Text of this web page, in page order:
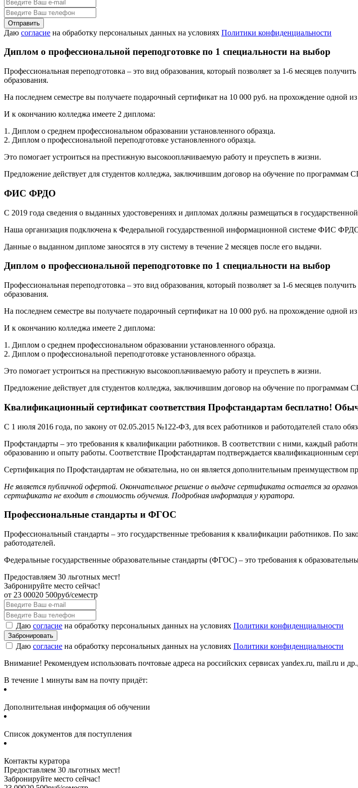
Даю согласие на обработку персональных данных на условиях Политики конфиденциальности
Диплом о профессиональной переподготовке по 1 специальности на выбор
Профессиональная переподготовка – это вид образования, который позволяет за 1-6 месяцев
образования.
На последнем семестре вы получаете подарочный сертификат на 10 000 руб. на прохождение одной
И к окончанию колледжа имеете 2 диплома:
1. Диплом о среднем профессиональном образовании установленного образца.
2. Диплом о профессиональной переподготовке установленного образца.
Это помогает устроиться на престижную высокооплачиваемую работу и преуспеть в жизни.
Предложение действует для студентов колледжа, заключившим договор на обучение по программам
ФИС ФРДО
С 2019 года сведения о выданных удостоверениях и дипломах должны размещаться в
Наша организация подключена к Федеральной государственной информационной системе ФИС
Данные о выданном дипломе заносятся в эту систему в течение 2 месяцев после его выдачи.
Диплом о профессиональной переподготовке по 1 специальности на выбор
Профессиональная переподготовка – это вид образования, который позволяет за 1-6 месяцев
образования.
На последнем семестре вы получаете подарочный сертификат на 10 000 руб. на прохождение одной
И к окончанию колледжа имеете 2 диплома:
1. Диплом о среднем профессиональном образовании установленного образца.
2. Диплом о профессиональной переподготовке установленного образца.
Это помогает устроиться на престижную высокооплачиваемую работу и преуспеть в жизни.
Предложение действует для студентов колледжа, заключившим договор на обучение по программам
Квалификационный сертификат соответствия Профстандартам бесплатно!
С 1 июля 2016 года, по закону от 02.05.2015 №122-ФЗ, для всех работников и работодателей стало
Профстандарты – это требования к квалификации работников. В соответствии с ними, каждый
образованию и опыту работы. Соответствие Профстандартам подтверждается квалификационным
Сертификация по Профстандартам не обязательна, но он является дополнительным преимуществом
Не является публичной офертой. Окончательное решение о выдаче сертификата остается за
сертификата не входит в стоимость обучения. Подробная информация у куратора.
Профессиональные стандарты и ФГОС
Профессиональный стандарты – это государственные требования к квалификации работников. По
работодателей.
Федеральные государственные образовательные стандарты (ФГОС) – это требования к
Предоставляем 30 льготных мест!
Забронируйте место сейчас!
от 23 00020 500руб/семестр
Даю согласие на обработку персональных данных на условиях Политики конфиденциальности
Даю согласие на обработку персональных данных на условиях Политики конфиденциальности
Внимание! Рекомендуем использовать почтовые адреса на российских сервисах yandex.ru, mail.ru и
В течение 1 минуты вам на почту придёт:
Дополнительная информация об обучении
Список документов для поступления
Контакты куратора
Предоставляем 30 льготных мест!
Забронируйте место сейчас!